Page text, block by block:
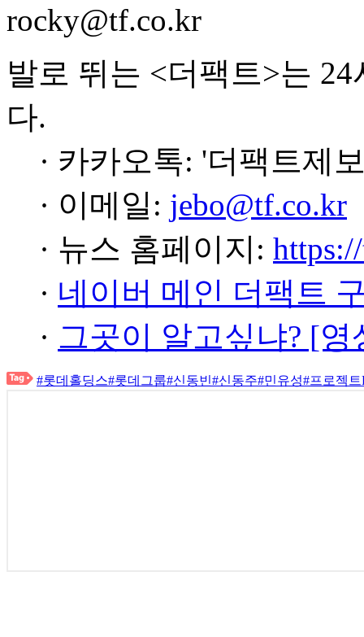
rocky@tf.co.kr
발로 뛰는 <더팩트>는
다.
· 카카오톡: '더팩트제
· 이메일: jebo@tf.co.kr
· 뉴스 홈페이지:
· 네이버 메인 더팩트
· 그곳이 알고싶냐? [
#롯데홀딩스#롯데그룹#신동빈#신동주#민유성#프로젝